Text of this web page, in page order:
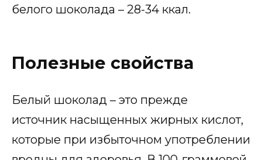
белого шоколада – 28-34 ккал.
Полезные свойства
Белый шоколад – это прежде
источник насыщенных жирных кислот,
которые при избыточном употреблении